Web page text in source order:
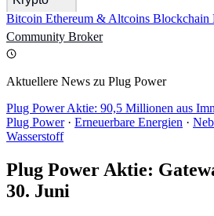
Bitcoin Ethereum & Altcoins Blockchain
Community Broker
Aktuellere News zu Plug Power
Plug Power Aktie: 90,5 Millionen aus
Plug Power · Erneuerbare Energien ·
Wasserstoff
Plug Power Aktie:
30. Juni